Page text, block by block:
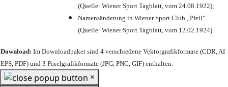
(Quelle: Wiener Sport Tagblatt, vom 24.08.1922);
Namensänderung in Wiener Sport Club „Pfeil“
(Quelle: Wiener Sport Tagblatt, vom 12.02.1924)
Download: Im Downloadpaket sind 4 verschiedene Vektorgrafikformate (CDR, AI
EPS, PDF) und 3 Pixelgrafikformate (JPG, PNG, GIF) enthalten.
×